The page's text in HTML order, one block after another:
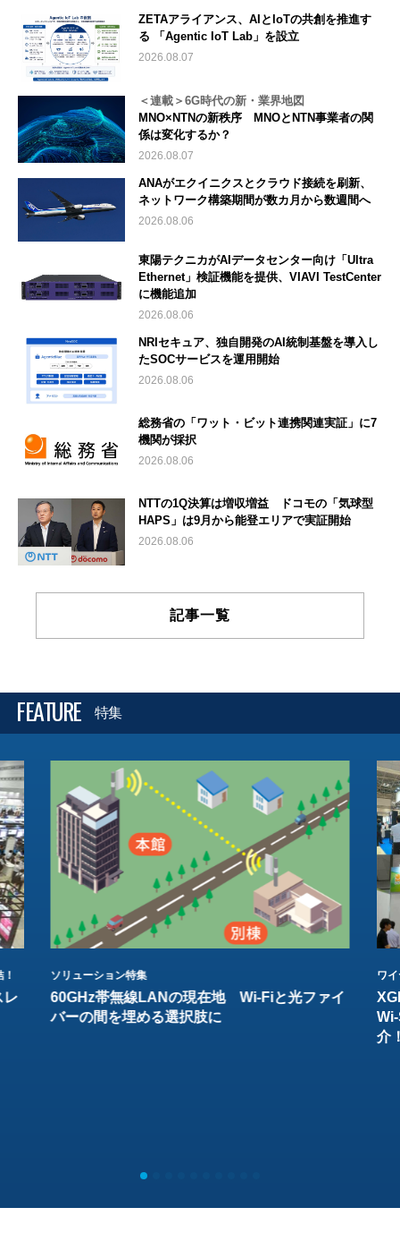
ZETAアライアンス、AIとIoTの共創を推進す
る 「Agentic IoT Lab」を設立
2026.08.07
＜連載＞6G時代の新・業界地図
MNO×NTNの新秩序 MNOとNTN事業者の関
係は変化するか？
2026.08.07
ANAがエクイニクスとクラウド接続を刷新、
ネットワーク構築期間が数カ月から数週間へ
2026.08.06
東陽テクニカがAIデータセンター向け「Ultra
Ethernet」検証機能を提供、VIAVI TestCenter
に機能追加
2026.08.06
NRIセキュア、独自開発のAI統制基盤を導入し
たSOCサービスを運用開始
2026.08.06
総務省の「ワット・ビット連携関連実証」に7
機関が採択
2026.08.06
NTTの1Q決算は増収増益 ドコモの「気球型
HAPS」は9月から能登エリアで実証開始
2026.08.06
記事一覧
FEATURE 特集
レ
ソリューション特集
60GHz帯無線LANの現在地 Wi-Fiと光ファイ
バーの間を埋める選択肢に
ワ
介